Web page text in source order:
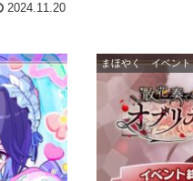
2024.11.20
まほやく イベント